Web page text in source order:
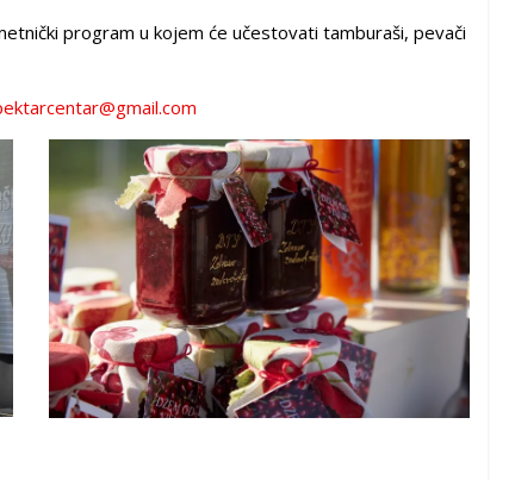
program u kojem će učestovati tamburaši, pevači